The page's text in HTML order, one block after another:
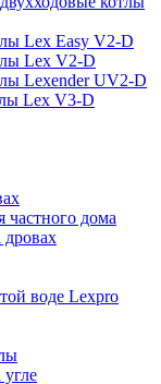
Lex Easy V2-D
Lex V2-D
Lexender UV2-D
Lex V3-D
частного дома
дровах
воде Lexpro